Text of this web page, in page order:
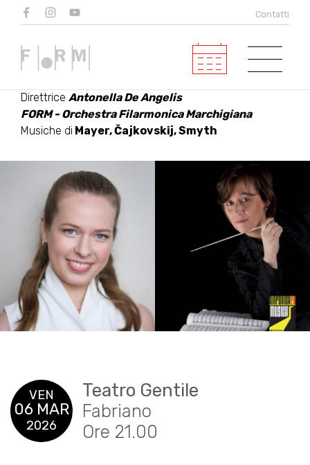
Contatti
DONNA MUSICA
Violino Hawijch Elders
(vincitrice del Premio Mormone
Direttrice Antonella De Angelis
FORM - Orchestra Filarmonica Marchigiana
Musiche di Mayer, Čajkovskij, Smyth
VEN
06 MAR
2026
Teatro Gentile
Fabriano
Ore 21.00